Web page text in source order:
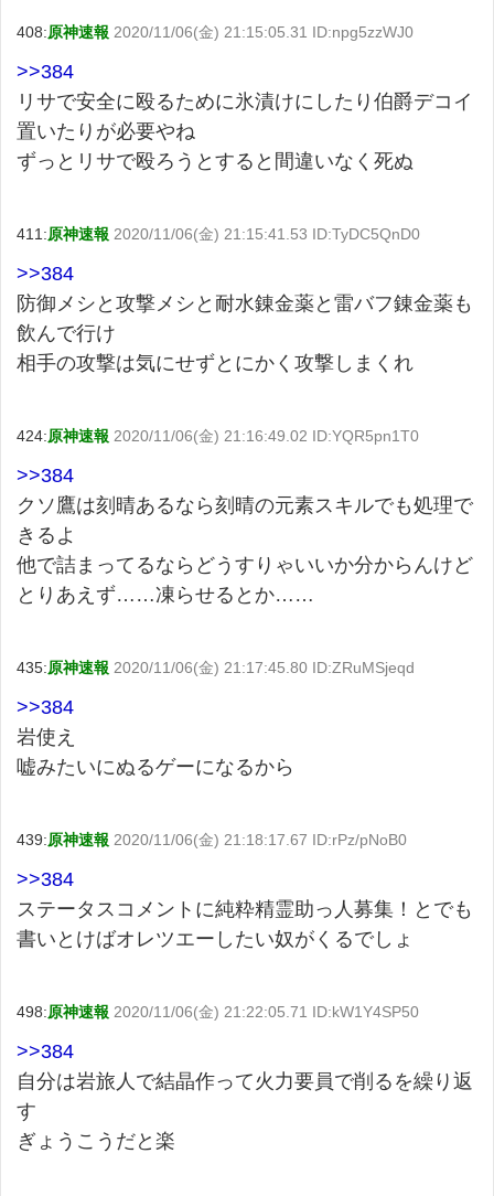
408:原神速報 2020/11/06(金) 21:15:05.31 ID:npg5zzWJ0
>>384
リサで安全に殴るために氷漬けにしたり伯爵デコイ
置いたりが必要やね
ずっとリサで殴ろうとすると間違いなく死ぬ
411:原神速報 2020/11/06(金) 21:15:41.53 ID:TyDC5QnD0
>>384
防御メシと攻撃メシと耐水錬金薬と雷バフ錬金薬も
飲んで行け
相手の攻撃は気にせずとにかく攻撃しまくれ
424:原神速報 2020/11/06(金) 21:16:49.02 ID:YQR5pn1T0
>>384
クソ鷹は刻晴あるなら刻晴の元素スキルでも処理で
きるよ
他で詰まってるならどうすりゃいいか分からんけど
とりあえず……凍らせるとか……
435:原神速報 2020/11/06(金) 21:17:45.80 ID:ZRuMSjeqd
>>384
岩使え
嘘みたいにぬるゲーになるから
439:原神速報 2020/11/06(金) 21:18:17.67 ID:rPz/pNoB0
>>384
ステータスコメントに純粋精霊助っ人募集！とでも
書いとけばオレツエーしたい奴がくるでしょ
498:原神速報 2020/11/06(金) 21:22:05.71 ID:kW1Y4SP50
>>384
自分は岩旅人で結晶作って火力要員で削るを繰り返
す
ぎょうこうだと楽